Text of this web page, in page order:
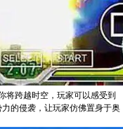
将跨越时空，玩家可以感受到
的侵袭，让玩家仿佛置身于奥